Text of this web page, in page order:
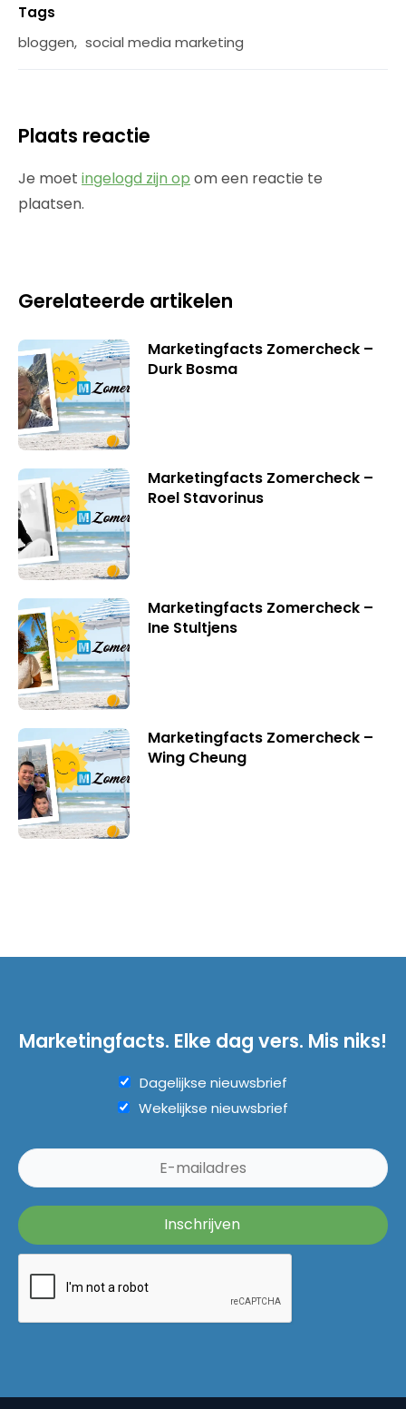
Tags
bloggen, social media marketing
Plaats reactie
Je moet ingelogd zijn op om een reactie te
plaatsen.
Gerelateerde artikelen
Marketingfacts Zomercheck –
Durk Bosma
Marketingfacts Zomercheck –
Roel Stavorinus
Marketingfacts Zomercheck –
Ine Stultjens
Marketingfacts Zomercheck –
Wing Cheung
Marketingfacts. Elke dag vers. Mis niks!
Dagelijkse nieuwsbrief
Wekelijkse nieuwsbrief